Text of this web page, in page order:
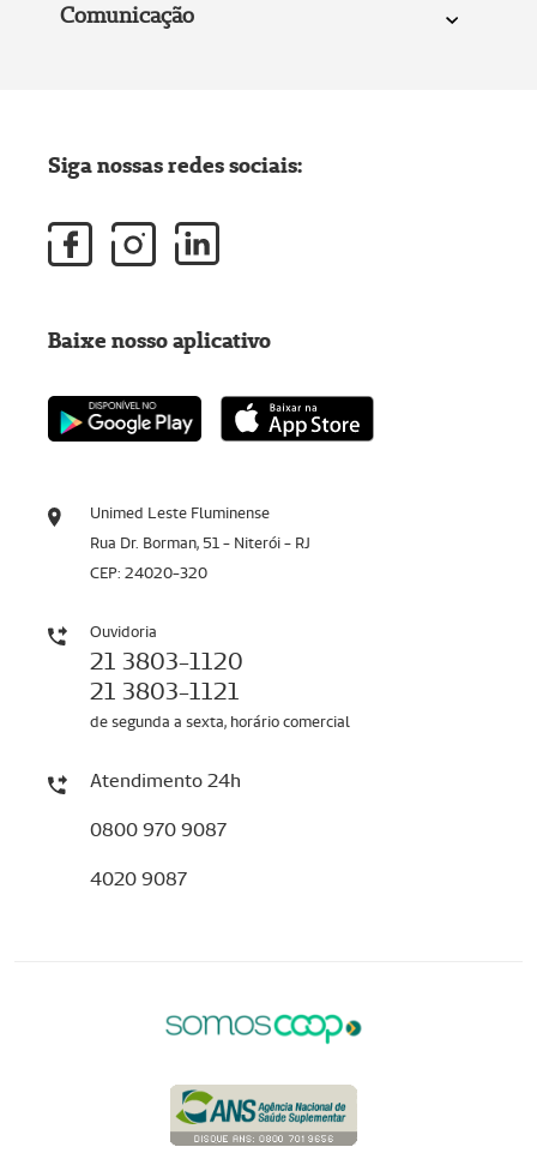
Comunicação
Unimed Leste Fluminense
Rua Dr. Borman, 51 - Niterói - RJ
CEP: 24020-320
Ouvidoria
21 3803-1120
21 3803-1121
de segunda a sexta, horário comercial
Atendimento 24h
0800 970 9087
4020 9087
Siga nossas redes sociais:
Baixe nosso aplicativo